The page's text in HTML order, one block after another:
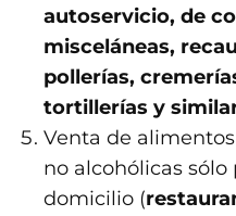
autoservicio, de
misceláneas,
pollerías,
tortillerías y
Venta de
no alcohólicas sólo
domicilio (